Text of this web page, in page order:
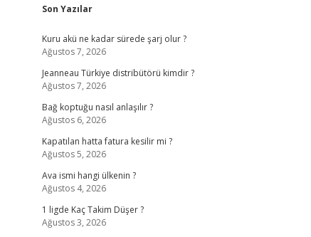
Sidebar
Son Yazılar
Kuru akü ne kadar sürede şarj olur ?
Ağustos 7, 2026
Jeanneau Türkiye distribütörü kimdir ?
Ağustos 7, 2026
Bağ koptuğu nasıl anlaşılır ?
Ağustos 6, 2026
Kapatılan hatta fatura kesilir mi ?
Ağustos 5, 2026
Ava ismi hangi ülkenin ?
Ağustos 4, 2026
1 ligde Kaç Takim Düşer ?
Ağustos 3, 2026